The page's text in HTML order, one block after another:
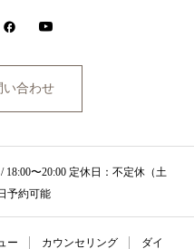
い合わせ
18:00〜20:00 定休日：不定休（土
予約可能
ー カウンセリング ダイ